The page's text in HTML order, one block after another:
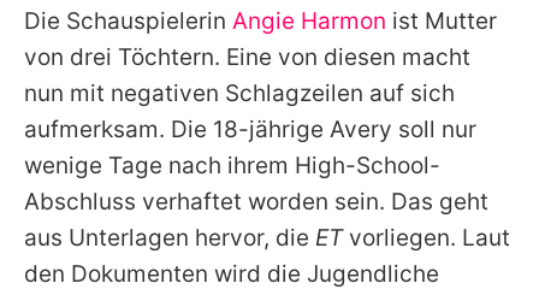
Impressum
Datenschutzerklärung
Nutzungsbedingungen
Utiq verwalten
Die Schauspielerin Angie Harmon ist Mutter
von drei Töchtern. Eine von diesen macht
nun mit negativen Schlagzeilen auf sich
aufmerksam. Die 18-jährige Avery soll nur
wenige Tage nach ihrem High-School-
Abschluss verhaftet worden sein. Das geht
aus Unterlagen hervor, die ETvorliegen. Laut
den Dokumenten wird die Jugendliche